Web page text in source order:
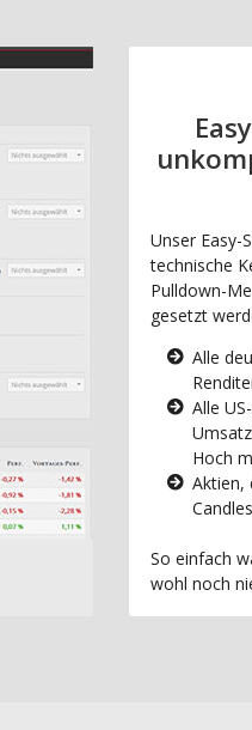
Unser Easy-
technische
Pulldown-
gesetzt
Alle
Alle
Hoch
Aktien,
So einfach
wohl noch